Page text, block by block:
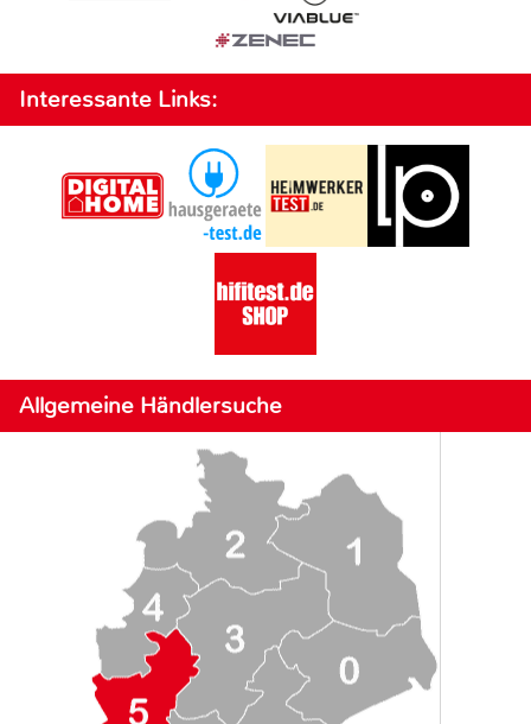
Interessante Links:
Allgemeine Händlersuche